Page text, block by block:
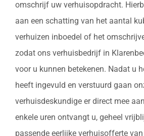
omschrijf uw verhuisopdracht.
aan een schatting van het aantal
verhuizen inboedel of het
zodat ons verhuisbedrijf in
voor u kunnen betekenen. Nadat u
heeft ingevuld en verstuurd gaan
verhuisdeskundige er direct mee
enkele uren ontvangt u, geheel
passende eerlijke verhuisofferte